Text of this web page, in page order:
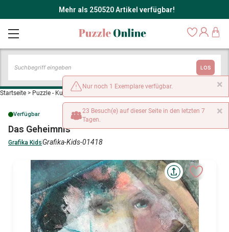
Mehr als 250520 Artikel verfügbar!
LOS
Startseite > Puzzle - Kunst >Das Geheimnis
Verfügbar
Das Geheimnis
Grafika Kids Grafika-Kids-01418
×
Nur noch 1 Exemplare verfügbar.
×
23 Besuch(e) auf dieser Seite in den letzten 7
Tagen.